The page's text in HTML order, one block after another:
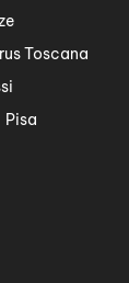
Toscana
Pisa